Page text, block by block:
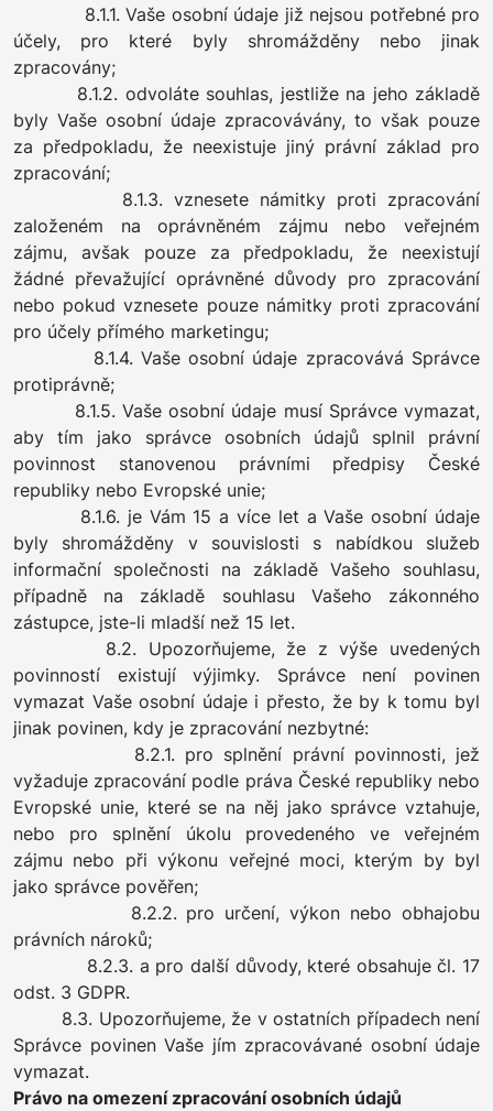
8.1.1. Vaše osobní údaje již nejsou potřebné pro
účely, pro které byly shromážděny nebo jinak
zpracovány;
8.1.2. odvoláte souhlas, jestliže na jeho základě
byly Vaše osobní údaje zpracovávány, to však pouze
za předpokladu, že neexistuje jiný právní základ pro
zpracování;
8.1.3. vznesete námitky proti zpracování
založeném na oprávněném zájmu nebo veřejném
zájmu, avšak pouze za předpokladu, že neexistují
žádné převažující oprávněné důvody pro zpracování
nebo pokud vznesete pouze námitky proti zpracování
pro účely přímého marketingu;
8.1.4. Vaše osobní údaje zpracovává Správce
protiprávně;
8.1.5. Vaše osobní údaje musí Správce vymazat,
aby tím jako správce osobních údajů splnil právní
povinnost stanovenou právními předpisy České
republiky nebo Evropské unie;
8.1.6. je Vám 15 a více let a Vaše osobní údaje
byly shromážděny v souvislosti s nabídkou služeb
informační společnosti na základě Vašeho souhlasu,
případně na základě souhlasu Vašeho zákonného
zástupce, jste-li mladší než 15 let.
8.2. Upozorňujeme, že z výše uvedených
povinností existují výjimky. Správce není povinen
vymazat Vaše osobní údaje i přesto, že by k tomu byl
jinak povinen, kdy je zpracování nezbytné:
8.2.1. pro splnění právní povinnosti, jež
vyžaduje zpracování podle práva České republiky nebo
Evropské unie, které se na něj jako správce vztahuje,
nebo pro splnění úkolu provedeného ve veřejném
zájmu nebo při výkonu veřejné moci, kterým by byl
jako správce pověřen;
8.2.2. pro určení, výkon nebo obhajobu
právních nároků;
8.2.3. a pro další důvody, které obsahuje čl. 17
odst. 3 GDPR.
8.3. Upozorňujeme, že v ostatních případech není
Správce povinen Vaše jím zpracovávané osobní údaje
vymazat.
Právo na omezení zpracování osobních údajů